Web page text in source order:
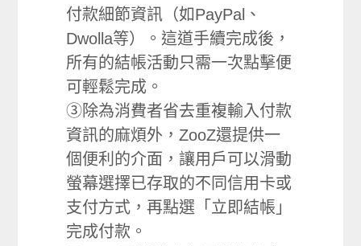
付款細節資訊（如PayPal、
Dwolla等）。這道手續完成後，
所有的結帳活動只需一次點擊便
可輕鬆完成。
③除為消費者省去重複輸入付款
資訊的麻煩外，ZooZ還提供一
個便利的介面，讓用戶可以滑動
螢幕選擇已存取的不同信用卡或
支付方式，再點選「立即結帳」
完成付款。